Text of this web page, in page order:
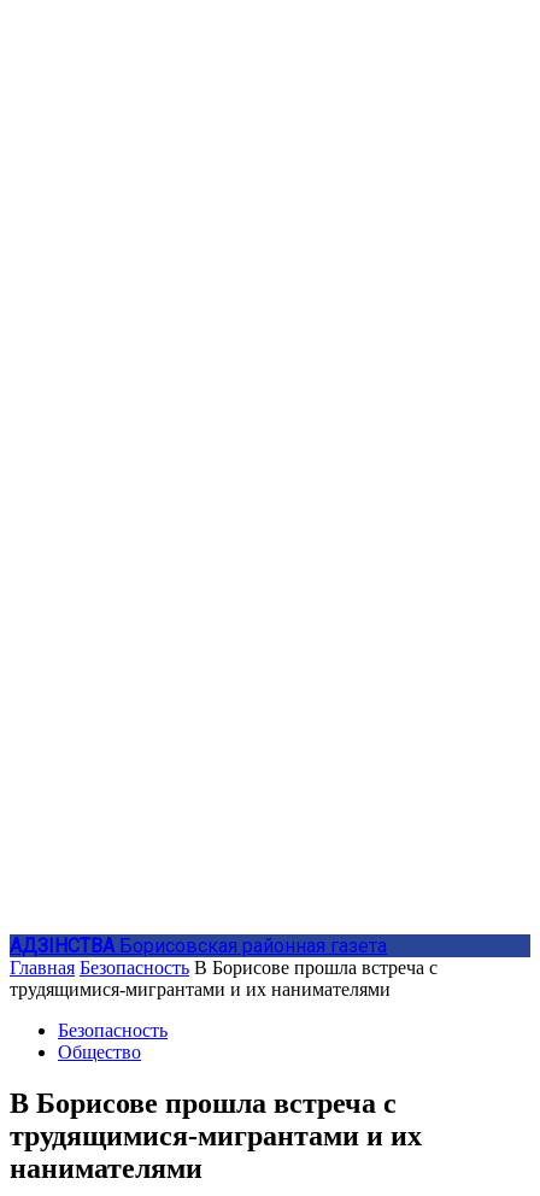
АДЗIНСТВА Борисовская районная газета
Главная Безопасность В Борисове прошла встреча с
трудящимися-мигрантами и их нанимателями
Безопасность
Общество
В Борисове прошла встреча с
трудящимися-мигрантами и их
нанимателями